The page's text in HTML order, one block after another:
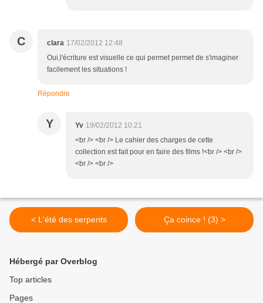
C clara 17/02/2012 12:48
Oui,l'écriture est visuelle ce qui permet permet de s'imaginer
facilement les situations !
Répondre
Y Yv 19/02/2012 10:21
<br /> <br /> Le cahier des charges de cette
collection est fait pour en faire des films !<br /> <br />
<br /> <br />
< L'été des serpents Ça coince ! (3) >
Hébergé par Overblog
Top articles
Pages